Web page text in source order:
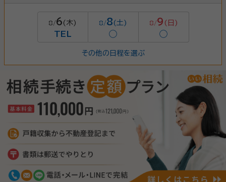
8/6 (木)
TEL
8/8(土)
◯
8/9 (日)
◯
その他の日程を選ぶ